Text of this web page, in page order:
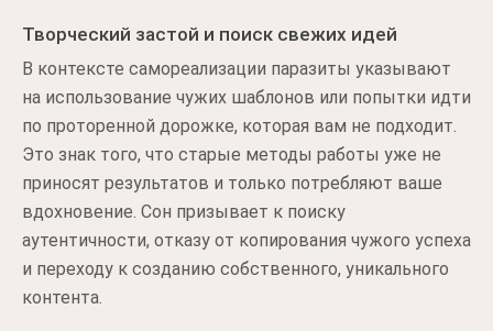
Творческий застой и поиск свежих идей
В контексте самореализации паразиты указывают
на использование чужих шаблонов или попытки идти
по проторенной дорожке, которая вам не подходит.
Это знак того, что старые методы работы уже не
приносят результатов и только потребляют ваше
вдохновение. Сон призывает к поиску
аутентичности, отказу от копирования чужого успеха
и переходу к созданию собственного, уникального
контента.